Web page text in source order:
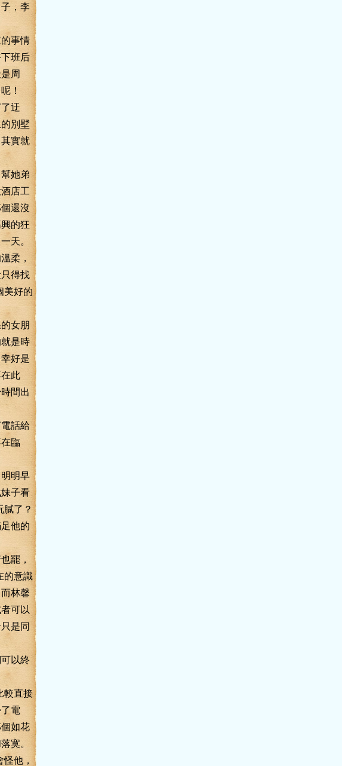
，李
事情
班后
周
！
迂
別墅
實就
她弟
店工
還沒
的狂
天。
柔，
得找
美好的
女朋
是時
好是
此
間出
話給
臨
明早
子看
膩了？
他的
罷，
的意識
林馨
可以
是同
以終
直接
電
如花
寞。
他，